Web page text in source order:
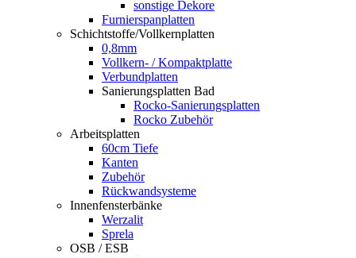
sonstige Dekore
Furnierspanplatten
Schichtstoffe/Vollkernplatten
0,8mm
Vollkern- / Kompaktplatte
Verbundplatten
Sanierungsplatten Bad
Rocko-Sanierungsplatten
Rocko Zubehör
Arbeitsplatten
60cm Tiefe
Kanten
Zubehör
Rückwandsysteme
Innenfensterbänke
Werzalit
Sprela
OSB / ESB